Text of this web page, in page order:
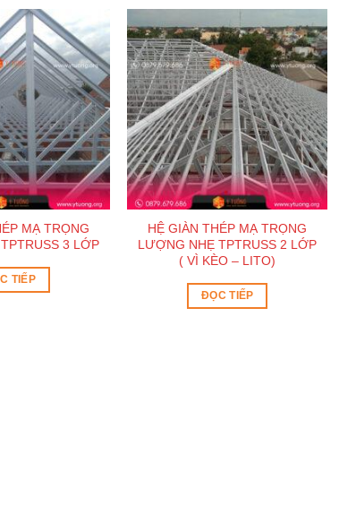
MẠ TRỌNG
3 LỚP
TIẾP
HỆ GIÀN THÉP MẠ TRỌNG
LƯỢNG NHẸ TPTRUSS 2 LỚP
( VÌ KÈO – LITO)
ĐỌC TIẾP